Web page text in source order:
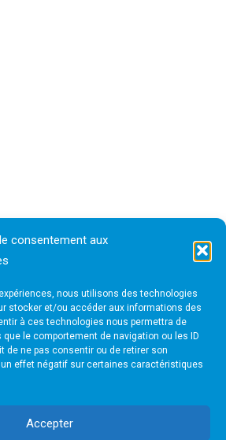
consentement aux
nous utilisons des technologies
stocker et/ou accéder aux informations des
à ces technologies nous permettra de
le comportement de navigation ou les ID
de ne pas consentir ou de retirer son
effet négatif sur certaines caractéristiques
Accepter
la-Prée